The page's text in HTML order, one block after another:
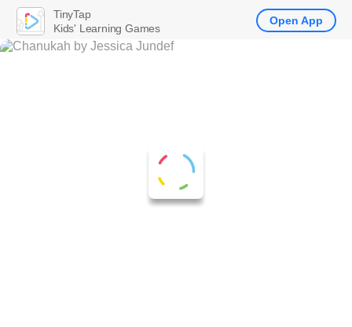
TinyTap
Kids' Learning Games
Open App